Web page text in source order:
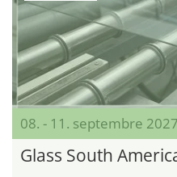
08. - 11. septembre 2027
Glass South